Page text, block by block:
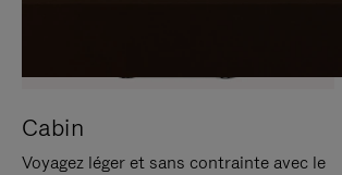
Cabin
Voyagez léger et sans contrainte avec le